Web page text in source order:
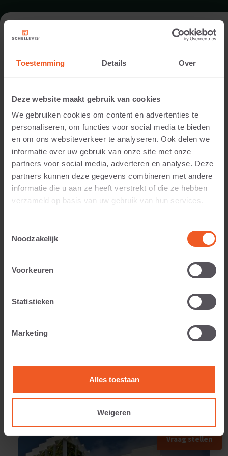
Toestemming Details Over
Deze website maakt gebruik van cookies
We gebruiken cookies om content en advertenties te
personaliseren, om functies voor social media te bieden
en om ons websiteverkeer te analyseren. Ook delen we
informatie over uw gebruik van onze site met onze
partners voor social media, adverteren en analyse. Deze
partners kunnen deze gegevens combineren met andere
informatie die u aan ze heeft verstrekt of die ze hebben
verzameld op basis van uw gebruik van hun services.
Noodzakelijk
Voorkeuren
Statistieken
Marketing
Alles toestaan
Weigeren
FORMAAT - BLOKMODEL 100X40
ASSORTIMENT TRAPTREDEN
20 CM DIKTE
173 KG
Vraag stellen